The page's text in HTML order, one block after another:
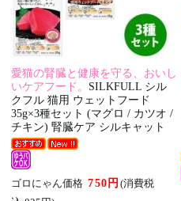
愛猫の腎臓と健康を守る、おいし
いケアフード。 SILKFULL シル
クフル 猫用 ウェットフード
35g×3種セット (マグロ / カツオ /
チキン) 腎臓ケア シルキャット
ゴロにゃん価格 750円 (消費税